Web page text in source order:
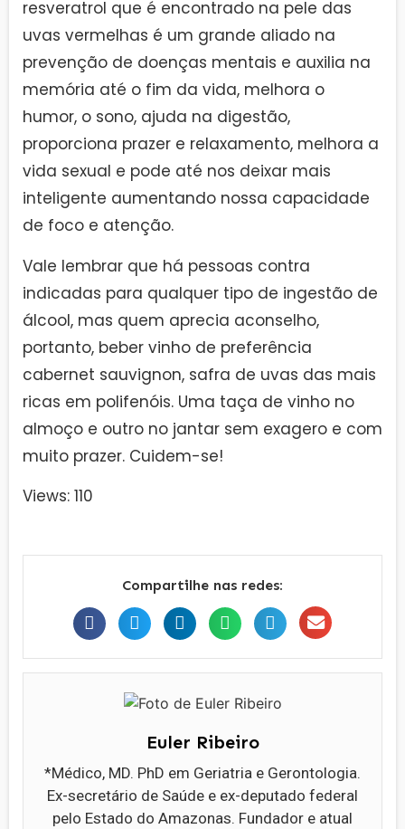
resveratrol que é encontrado na pele das
uvas vermelhas é um grande aliado na
prevenção de doenças mentais e auxilia na
memória até o fim da vida, melhora o
humor, o sono, ajuda na digestão,
proporciona prazer e relaxamento, melhora a
vida sexual e pode até nos deixar mais
inteligente aumentando nossa capacidade
de foco e atenção.
Vale lembrar que há pessoas contra
indicadas para qualquer tipo de ingestão de
álcool, mas quem aprecia aconselho,
portanto, beber vinho de preferência
cabernet sauvignon, safra de uvas das mais
ricas em polifenóis. Uma taça de vinho no
almoço e outro no jantar sem exagero e com
muito prazer. Cuidem-se!
Views: 110
Compartilhe nas redes:
Euler Ribeiro
*Médico, MD. PhD em Geriatria e Gerontologia.
Ex-secretário de Saúde e ex-deputado federal
pelo Estado do Amazonas. Fundador e atual